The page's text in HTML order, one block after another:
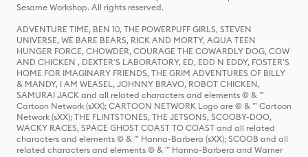
Sesame Workshop. All rights reserved.
ADVENTURE TIME, BEN 10, THE POWERPUFF GIRLS, STEVEN
UNIVERSE, WE BARE BEARS, RICK AND MORTY, AQUA TEEN
HUNGER FORCE, CHOWDER, COURAGE THE COWARDLY DOG, COW
AND CHICKEN , DEXTER'S LABORATORY, ED, EDD N EDDY, FOSTER'S
HOME FOR IMAGINARY FRIENDS, THE GRIM ADVENTURES OF BILLY
& MANDY, I AM WEASEL, JOHNNY BRAVO, ROBOT CHICKEN,
SAMURAI JACK and all related characters and elements © & ™
Cartoon Network (sXX); CARTOON NETWORK Logo are © & ™ Cartoon
Network (sXX); THE FLINTSTONES, THE JETSONS, SCOOBY-DOO,
WACKY RACES, SPACE GHOST COAST TO COAST and all related
characters and elements © & ™ Hanna-Barbera (sXX); SCOOB and all
related characters and elements © & ™ Hanna-Barbera and Warner